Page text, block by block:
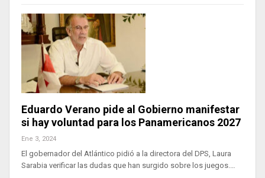
Eduardo Verano pide al Gobierno manifestar
si hay voluntad para los Panamericanos 2027
Ene 3, 2024
El gobernador del Atlántico pidió a la directora del DPS, Laura
Sarabia verificar las dudas que han surgido sobre los juegos.…